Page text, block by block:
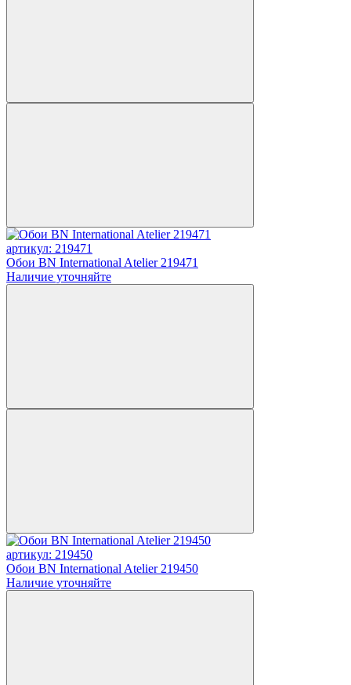
артикул: 219471
Обои BN International Atelier 219471
Наличие уточняйте
артикул: 219450
Обои BN International Atelier 219450
Наличие уточняйте